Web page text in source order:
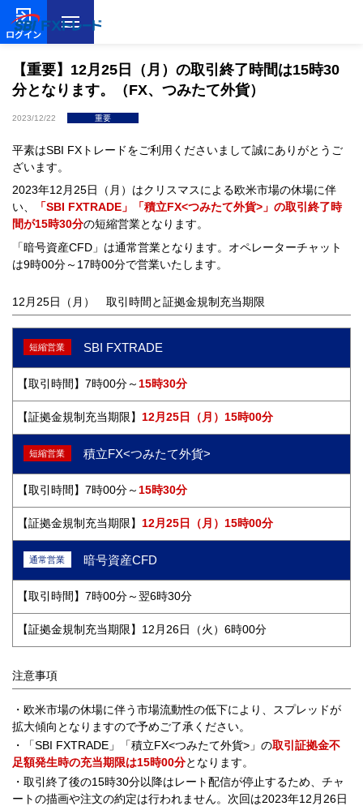
ログイン
【重要】12月25日（月）の取引終了時間は15時30
分となります。（FX、つみたて外貨）
2023/12/22 重要
平素はSBI FXトレードをご利用くださいまして誠にありがとうご
ざいます。
2023年12月25日（月）はクリスマスによる欧米市場の休場に伴
い、
「SBI FXTRADE」「積立FX<つみたて外貨>」の取引終了時
間が15時30分の短縮営業となります。
「暗号資産CFD」は通常営業となります。オペレーターチャット
は9時00分～17時00分で営業いたします。
12月25日（月） 取引時間と証拠金規制充当期限
短縮営業 SBI FXTRADE
7時00分～ 15時30分
12月25日（月）15時00分
短縮営業 積立FX<つみたて外貨>
7時00分～ 15時30分
12月25日（月）15時00分
通常営業 暗号資産CFD
7時00分～翌6時30分
12月26日（火）6時00分
注意事項
・欧米市場の休場に伴う市場流動性の低下により、スプレッドが
拡大傾向となりますので予めご了承ください。
・「SBI FXTRADE」「積立FX<つみたて外貨>」の取引証拠金不
足額発生時の充当期限は15時00分となります。
・取引終了後の15時30分以降はレート配信が停止するため、チャ
ートの描画や注文の約定は行われません。次回は2023年12月26日